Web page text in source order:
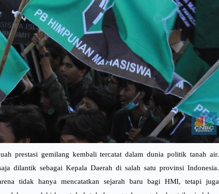
prestasi gemilang kembali tercatat dalam dunia politik tanah air.
dilantik sebagai Kepala Daerah di salah satu provinsi Indonesia.
tidak hanya mencatatkan sejarah baru bagi HMI, tetapi juga